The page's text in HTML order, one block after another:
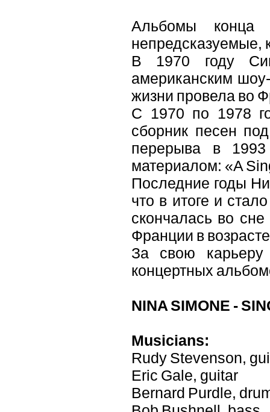
Альбомы конца
непредсказуемые,
В 1970 году
американским
жизни провела во
С 1970 по 1978
сборник песен
перерыва в
материалом: «A
Последние годы
что в итоге и
скончалась во
Франции в
За свою
концертных
NINA SIMONE -
Musicians:
Rudy Stevenson,
Eric Gale, guitar
Bernard Purdle,